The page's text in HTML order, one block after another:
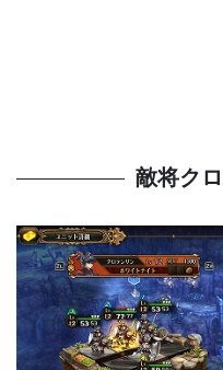
敵将ク